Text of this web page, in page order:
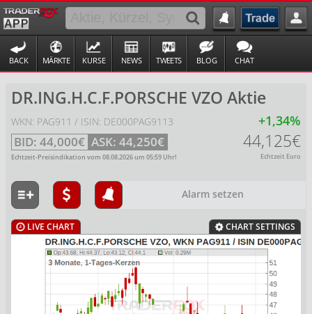
BACK MÄRKTE KURSE NEWS TWEETS BLOG CHAT
DR.ING.H.C.F.PORSCHE VZO Aktie
WKN: PAG911 / ISIN: DE000PAG9113
BID:44,000€ ASK:44,250€
Echtzeit-Preisindikation vom 08.08.2026um 05:59 Uhr!
+1,34%
44,125€
Echtzeit Euro
Alarm setzen
LIVE CHART CHART SETTINGS